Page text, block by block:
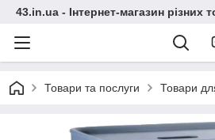
43.in.ua - Інтернет-магазин
Товари та послуги Товари